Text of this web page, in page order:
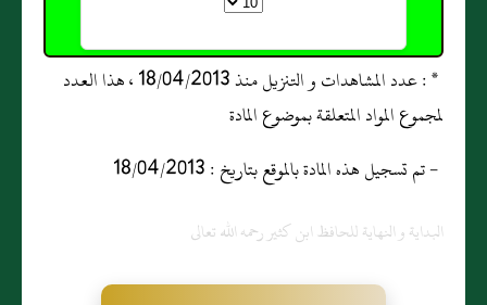
* : عدد المشاهدات و التنزيل منذ 18/04/2013 ، هذا العدد
لمجموع المواد المتعلقة بموضوع المادة
- تم تسجيل هذه المادة بالموقع بتاريخ : 18/04/2013
البداية و النهاية للحافظ ابن كثير رحمه الله تعالى